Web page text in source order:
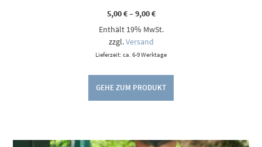
5,00€–9,00€Preisspanne:
bis
Enthält 19% MwSt.
zzgl.Versand
Lieferzeit: ca. 6-9 Werktage
GEHE ZUM PRODUKT